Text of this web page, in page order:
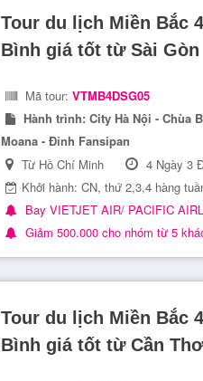
Tour du lịch Miền Bắc
Bình giá tốt từ Sài Gòn
Mã tour: VTMB4DSG05
Hành trình: City Hà Nội - Chùa
Moana - Đỉnh Fansipan
Từ Hồ Chí Minh
4 Ngày 3
Khởi hành: CN, thứ 2,3,4 hàng
Bay VIETJET AIR/ PACIFIC
Giảm 500.000 cho nhóm từ 5
Tour du lịch Miền Bắc
Bình giá tốt từ Cần Thơ